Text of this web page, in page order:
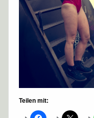
Teilen mit: